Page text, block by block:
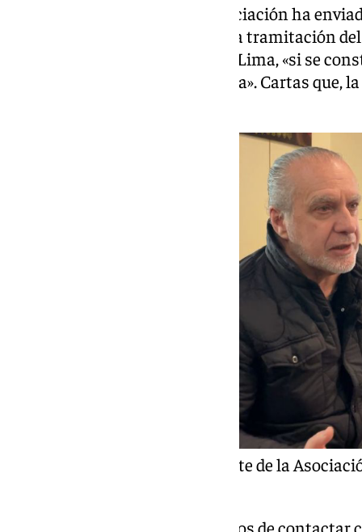
Son varias las cartas que la asociación ha
Medioambiental para aligerar la tramitación
Medioambiental, ya que, según Lima, «si se
obras sin sentido no harían falta». Cartas que,
José Miguel Lima, presidente de la
Lo mismo ocurre con los intentos de contactar